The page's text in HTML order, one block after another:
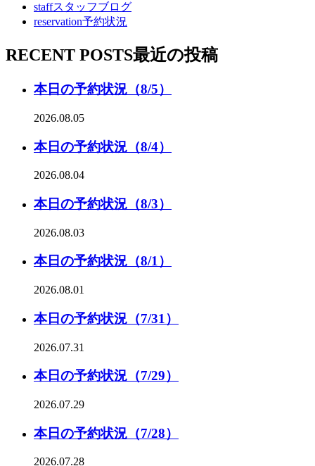
staffスタッフブログ
reservation予約状況
RECENT POSTS最近の投稿
本日の予約状況（8/5）
2026.08.05
本日の予約状況（8/4）
2026.08.04
本日の予約状況（8/3）
2026.08.03
本日の予約状況（8/1）
2026.08.01
本日の予約状況（7/31）
2026.07.31
本日の予約状況（7/29）
2026.07.29
本日の予約状況（7/28）
2026.07.28